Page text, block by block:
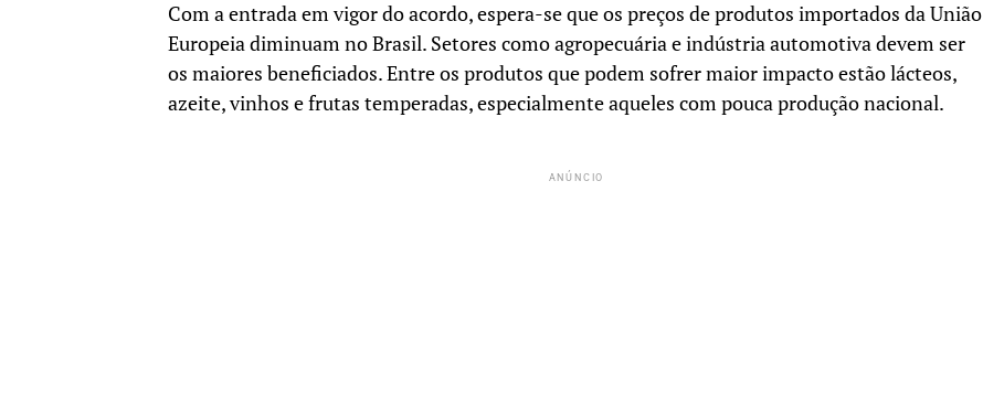
Com a entrada em vigor do acordo, espera-se que os preços de produtos importados da União
Europeia diminuam no Brasil. Setores como agropecuária e indústria automotiva devem ser
os maiores beneficiados. Entre os produtos que podem sofrer maior impacto estão lácteos,
azeite, vinhos e frutas temperadas, especialmente aqueles com pouca produção nacional.
ANÚNCIO